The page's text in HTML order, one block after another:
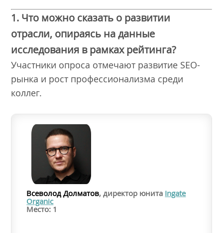
1. Что можно сказать о развитии
отрасли, опираясь на данные
исследования в рамках рейтинга?
Участники опроса отмечают развитие SEO-
рынка и рост профессионализма среди
коллег.
Всеволод Долматов, директор юнита Ingate
Organic
Место: 1